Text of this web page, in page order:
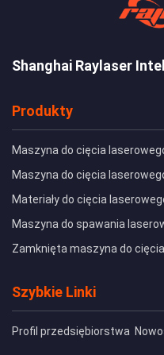
Shanghai Raylaser
Produkty
Maszyna do cięcia
Maszyna do cięcia
Materiały do cięcia
Maszyna do spawania
Zamknięta maszyna do
Szybkie Linki
Profil przedsiębiorstwa